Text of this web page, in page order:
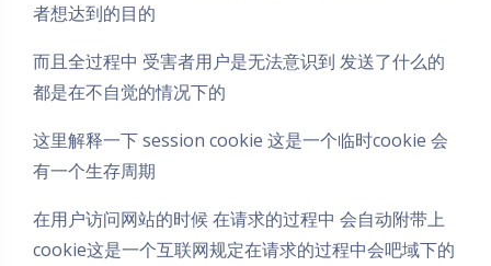
者想达到的目的
而且全过程中 受害者用户是无法意识到 发送了什么的
都是在不自觉的情况下的
这里解释一下 session cookie 这是一个临时cookie 会
有一个生存周期
在用户访问网站的时候 在请求的过程中 会自动附带上
cookie这是一个互联网规定在请求的过程中会吧域下的